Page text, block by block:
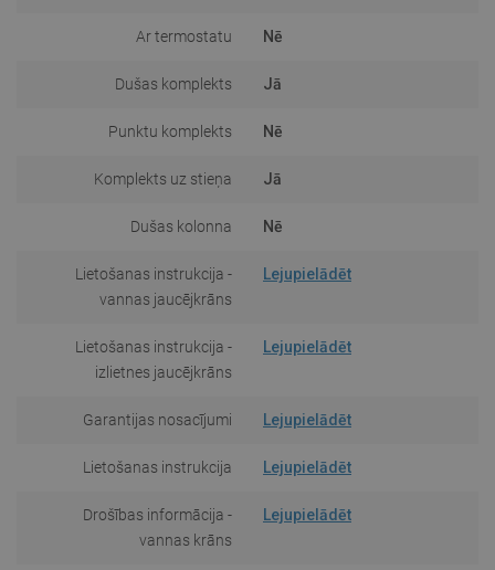
Ar termostatu Nē
Dušas komplekts Jā
Punktu komplekts Nē
Komplekts uz stieņa Jā
Dušas kolonna Nē
Lietošanas instrukcija -
vannas jaucējkrāns
Lejupielādēt
Lietošanas instrukcija -
izlietnes jaucējkrāns
Lejupielādēt
Garantijas nosacījumi Lejupielādēt
Lietošanas instrukcija Lejupielādēt
Drošības informācija -
vannas krāns
Lejupielādēt